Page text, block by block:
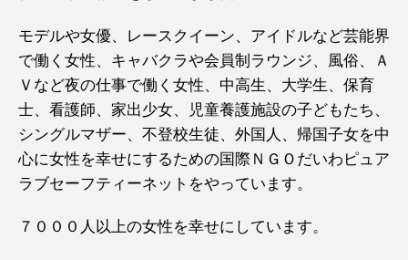
モデルや女優、レースクイーン、アイドルなど芸能界
で働く女性、キャバクラや会員制ラウンジ、風俗、Ａ
Ｖなど夜の仕事で働く女性、中高生、大学生、保育
士、看護師、家出少女、児童養護施設の子どもたち、
シングルマザー、不登校生徒、外国人、帰国子女を中
心に女性を幸せにするための国際ＮＧＯだいわピュア
ラブセーフティーネットをやっています。
７０００人以上の女性を幸せにしています。